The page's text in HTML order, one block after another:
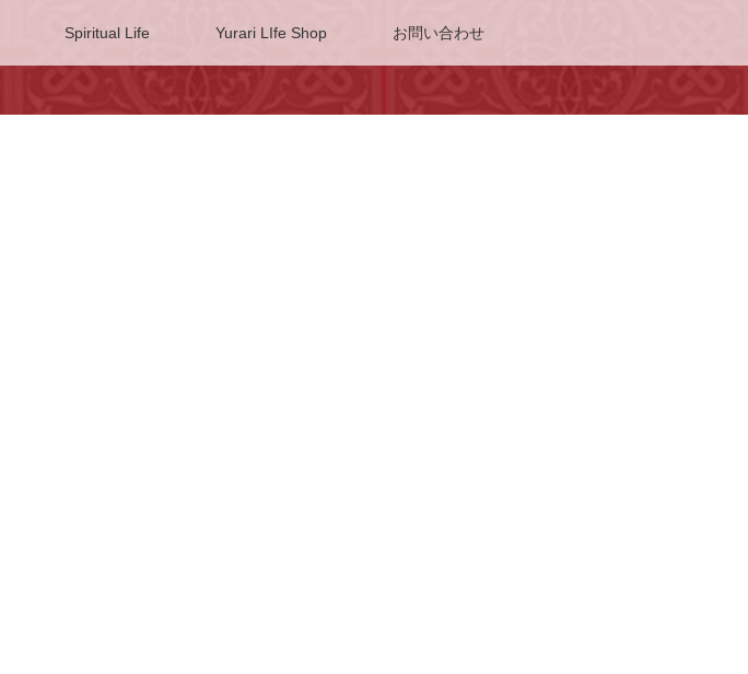
Spiritual Life Yurari LIfe Shop お問い合わせ